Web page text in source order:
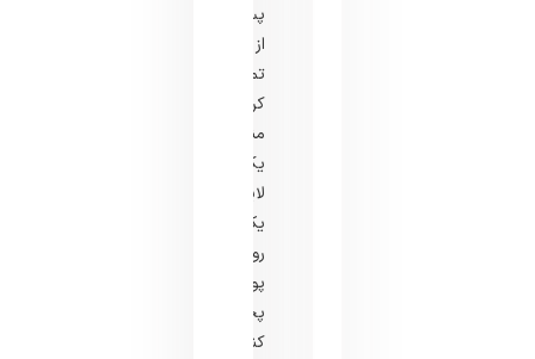
پس
از
تمیز
کردن
مناسب،
یک
لایه
یکنواخت
روی
پوست
پخش
کنید.